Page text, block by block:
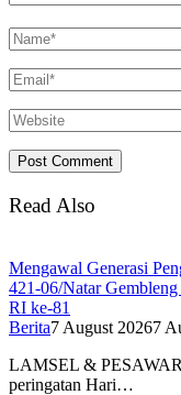
Read Also
Mengawal Generasi
421-06/Natar
RI ke-81
Berita7 August 20267
LAMSEL &
peringatan Hari…